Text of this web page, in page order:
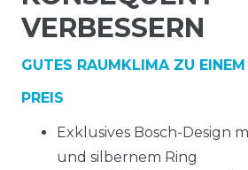
VERBESSERN
GUTES RAUMKLIMA ZU EINEM
PREIS
Exklusives Bosch-Design
und silbernem Ring